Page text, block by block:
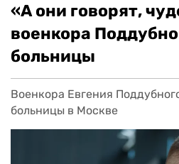
«А они говорят,
военкора
больницы
Военкора Евгения
больницы в Москве